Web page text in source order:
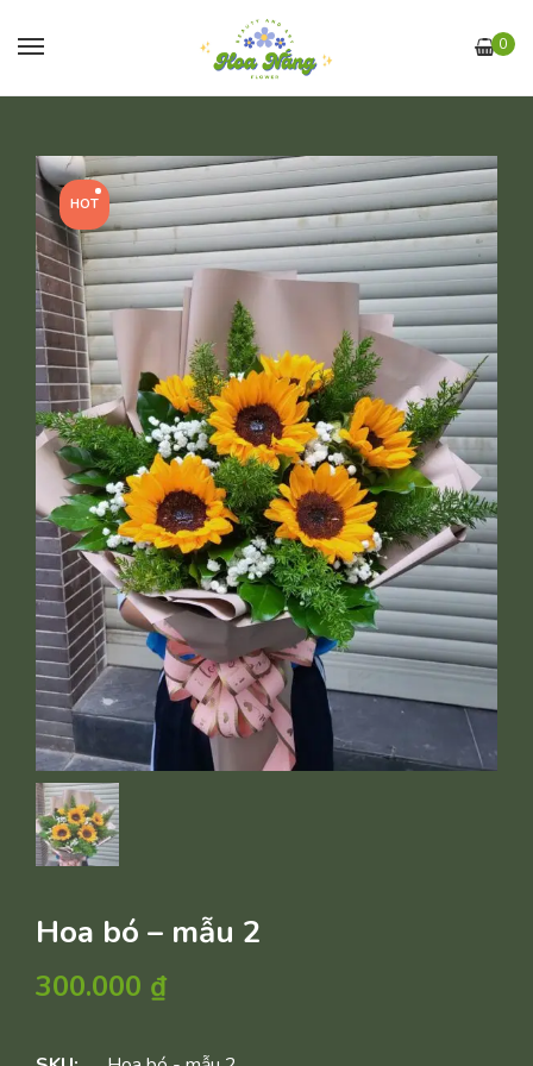
0
HOT
Hoa bó – mẫu 2
300.000 ₫